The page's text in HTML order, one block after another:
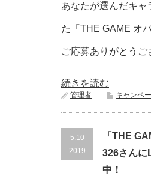
あなたが選んだキ
た「THE GAME オ
ご応募ありがとう
続きを読む
管理者 キャンペ
5.10
2019
「THE
326さんに
中！